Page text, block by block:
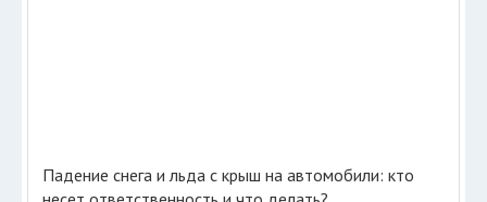
Падение снега и льда с крыш на автомобили: кто